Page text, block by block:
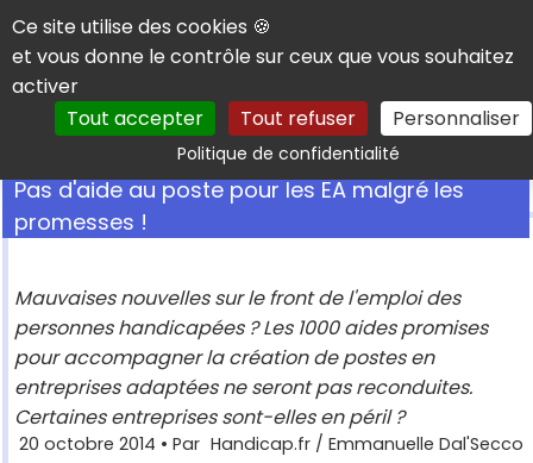
Panneau de gestion des cookies
Ce site utilise des cookies 🍪
et vous donne le contrôle sur ceux que vous souhaitez
activer
Tout accepter
Tout refuser Personnaliser
Politique de confidentialitéRechercher
Pas d'aide au poste pour les EA malgré les
promesses !
Mauvaises nouvelles sur le front de l'emploi des
personnes handicapées ? Les 1000 aides promises
pour accompagner la création de postes en
entreprises adaptées ne seront pas reconduites.
Certaines entreprises sont-elles en péril ?
20 octobre 2014 • Par Handicap.fr / Emmanuelle Dal'Secco